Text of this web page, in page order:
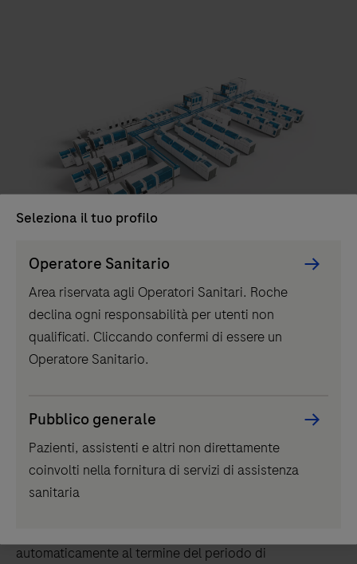
right
arrow
scroll
between
Panoramica
Lacobas® p 501 / p 701 post-analytical unit conserva
le provette primarie e secondarie. Le provette vengono
conservate in uno scompartimento di conservazione
refrigerato a temperatura controllata. Il recupero
automaticamente al termine del periodo di
Seleziona il tuo profilo
Picker
component
Operatore Sanitario
Area riservata agli Operatori Sanitari. Roche
declina ogni responsabilità per utenti non
qualificati. Cliccando confermi di essere un
Operatore Sanitario.
Pubblico generale
Pazienti, assistenti e altri non direttamente
coinvolti nella fornitura di servizi di assistenza
sanitaria